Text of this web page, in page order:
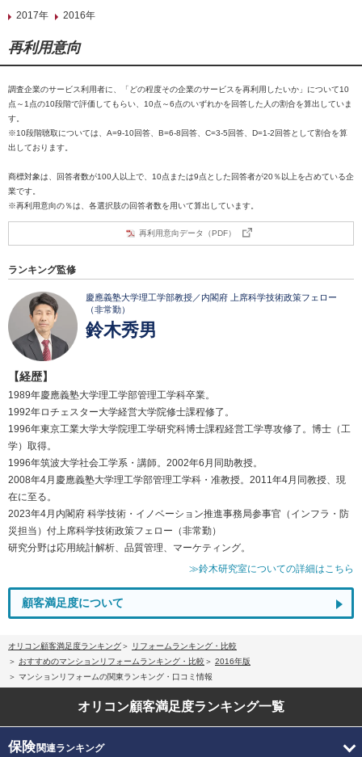
2017年
2016年
再利用意向
調査企業のサービス利用者に、「どの程度その企業のサービスを再利用したいか」について10
点～1点の10段階で評価してもらい、10点～6点のいずれかを回答した人の割合を算出していま
す。
※10段階聴取については、A=9-10回答、B=6-8回答、C=3-5回答、D=1-2回答として割合を算
出しております。
商標対象は、回答者数が100人以上で、10点または9点とした回答者が20％以上を占めている企
業です。
※再利用意向の％は、各選択肢の回答者数を用いて算出しています。
再利用意向データ（PDF）
ランキング監修
慶應義塾大学理工学部教授／内閣府 上席科学技術政策フェロー
（非常勤）
鈴木秀男
【経歴】
1989年慶應義塾大学理工学部管理工学科卒業。
1992年ロチェスター大学経営大学院修士課程修了。
1996年東京工業大学大学院理工学研究科博士課程経営工学専攻修了。博士（工
学）取得。
1996年筑波大学社会工学系・講師。2002年6月同助教授。
2008年4月慶應義塾大学理工学部管理工学科・准教授。2011年4月同教授、現
在に至る。
2023年4月内閣府 科学技術・イノベーション推進事務局参事官（インフラ・防
災担当）付上席科学技術政策フェロー（非常勤）
研究分野は応用統計解析、品質管理、マーケティング。
≫鈴木研究室についての詳細はこちら
顧客満足度について
オリコン顧客満足度ランキング
リフォームランキング・比較
おすすめのマンションリフォームランキング・比較
2016年版
マンションリフォームの関東ランキング・口コミ情報
オリコン顧客満足度ランキング一覧
保険関連ランキング